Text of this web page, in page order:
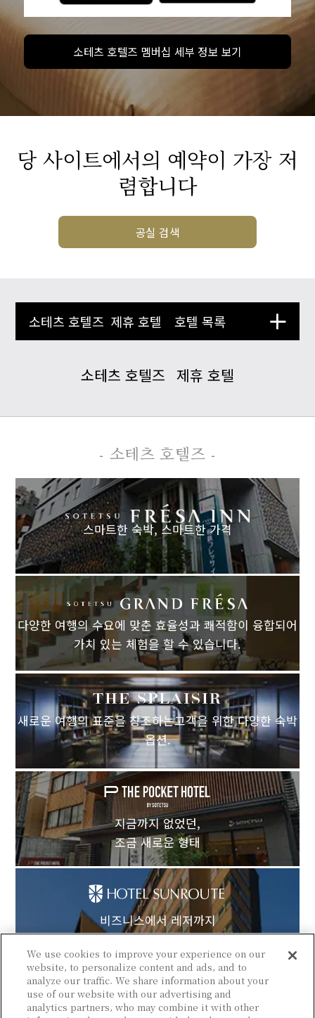
소테츠 호텔즈 멤버십 세부 정보 보기
당 사이트에서의 예약이 가장 저
렴합니다
공실 검색
소테츠 호텔즈 제휴 호텔 호텔 목록
소테츠 호텔즈 제휴 호텔
- 소테츠 호텔즈 -
스마트한 숙박, 스마트한 가격
다양한 여행의 수요에 맞춘 효율성과 쾌적함이 융합되어
가치 있는 체험을 할 수 있습니다.
새로운 여행의 표준을 창조하는고객을 위한 다양한 숙박
옵션.
지금까지 없었던,
조금 새로운 형태
비즈니스에서 레저까지
폭넓게 선택받는 호텔로.
We use cookies to improve your experience on our
website, to personalize content and ads, and to
analyze our traffic. We share information about your
use of our website with our advertising and
analytics partners, who may combine it with other